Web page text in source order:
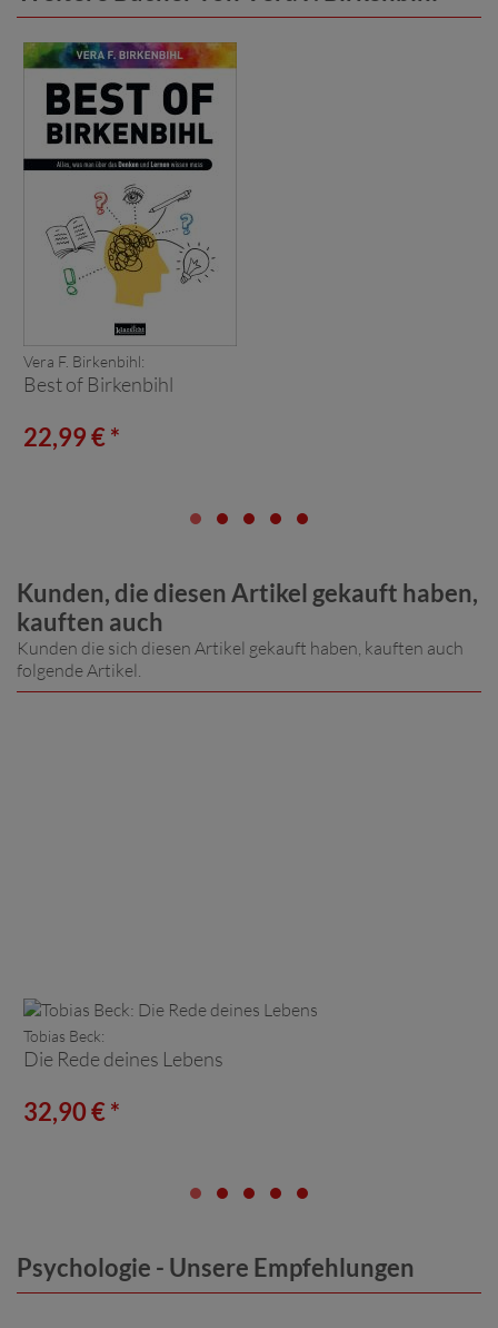
Vera F. Birkenbihl:
Best of Birkenbihl
22,99 € *
Kunden, die diesen Artikel gekauft haben,
kauften auch
Kunden die sich diesen Artikel gekauft haben, kauften auch
folgende Artikel.
Tobias Beck:
Die Rede deines Lebens
32,90 € *
Psychologie - Unsere Empfehlungen